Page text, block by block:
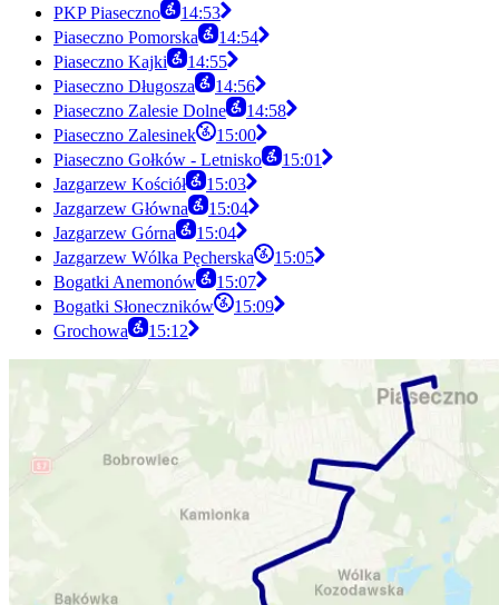
PKP Piaseczno
14:53
Piaseczno Pomorska
14:54
Piaseczno Kajki
14:55
Piaseczno Długosza
14:56
Piaseczno Zalesie Dolne
14:58
Piaseczno Zalesinek
15:00
Piaseczno Gołków - Letnisko
15:01
Jazgarzew Kościół
15:03
Jazgarzew Główna
15:04
Jazgarzew Górna
15:04
Jazgarzew Wólka Pęcherska
15:05
Bogatki Anemonów
15:07
Bogatki Słoneczników
15:09
Grochowa
15:12